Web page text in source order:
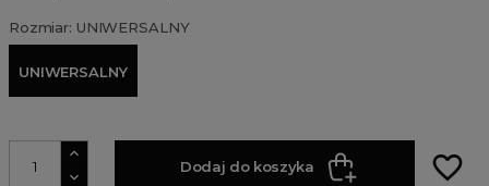
Rozmiar: UNIWERSALNY
UNIWERSALNY
Dodaj do koszyka favorite_border